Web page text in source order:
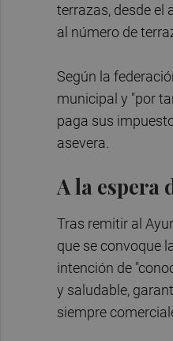
terrazas, desde el
al número de
Según la
municipal y "por
paga sus
asevera.
A la espera
Tras remitir al
que se convoque
intención de
y saludable,
siempre